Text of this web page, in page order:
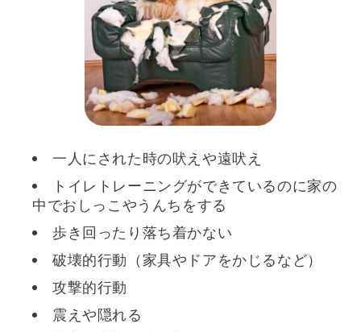
一人にされた時の吠えや遠吠え
トイレトレーニングができているのに家の
中でおしっこやうんちをする
歩き回ったり落ち着かない
破壊的行動（家具やドアをかじるなど）
攻撃的行動
震えや隠れる